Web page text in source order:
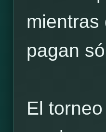
mientras
pagan
El torneo